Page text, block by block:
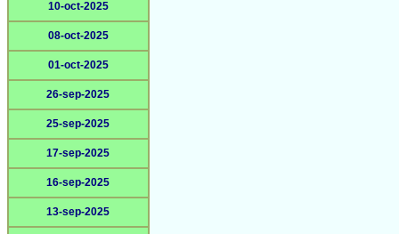
10-oct-2025
08-oct-2025
01-oct-2025
26-sep-2025
25-sep-2025
17-sep-2025
16-sep-2025
13-sep-2025